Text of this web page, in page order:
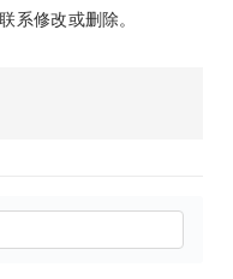
系修改或删除。